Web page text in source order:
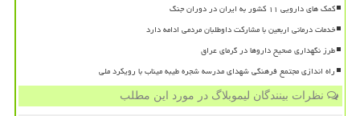
کمک های دارویی ۱۱ کشور به ایران در دوران جنگ
خدمات درمانی اربعین با مشارکت داوطلبان مردمی ادامه دارد
طرز نگهداری صحیح داروها در گرمای عراق
راه اندازی مجتمع فرهنگی شهدای مدرسه شجره طیبه میناب با رویکرد ملی
نظرات بینندگان لیموبلاگ در مورد این مطلب